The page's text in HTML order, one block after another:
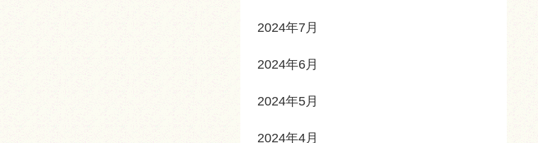
2024年7月
2024年6月
2024年5月
2024年4月